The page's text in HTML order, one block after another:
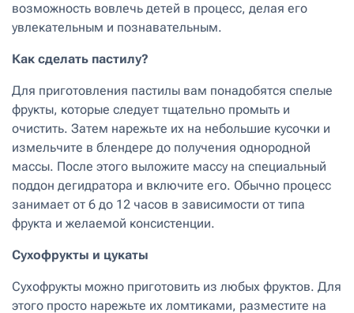
возможность вовлечь детей в процесс, делая его
увлекательным и познавательным.
Как сделать пастилу?
Для приготовления пастилы вам понадобятся спелые
фрукты, которые следует тщательно промыть и
очистить. Затем нарежьте их на небольшие кусочки и
измельчите в блендере до получения однородной
массы. После этого выложите массу на специальный
поддон дегидратора и включите его. Обычно процесс
занимает от 6 до 12 часов в зависимости от типа
фрукта и желаемой консистенции.
Сухофрукты и цукаты
Сухофрукты можно приготовить из любых фруктов. Для
этого просто нарежьте их ломтиками, разместите на